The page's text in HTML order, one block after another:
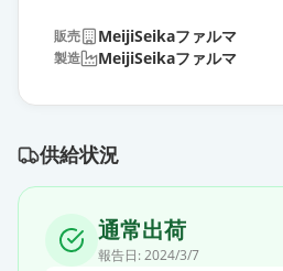
販売 MeijiSeikaファルマ
製造 MeijiSeikaファルマ
供給状況
通常出荷
報告日: 2024/3/7